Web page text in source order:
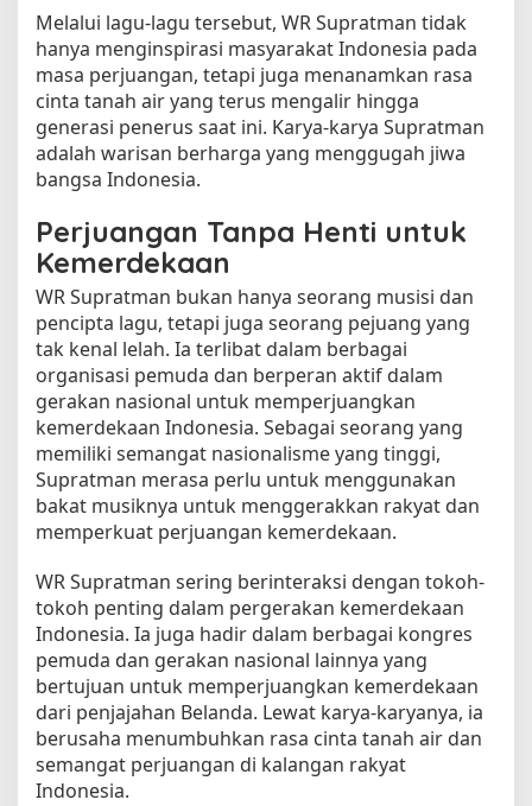
Melalui lagu-lagu tersebut, WR Supratman tidak
hanya menginspirasi masyarakat Indonesia pada
masa perjuangan, tetapi juga menanamkan rasa
cinta tanah air yang terus mengalir hingga
generasi penerus saat ini. Karya-karya Supratman
adalah warisan berharga yang menggugah jiwa
bangsa Indonesia.
Perjuangan Tanpa Henti untuk
Kemerdekaan
WR Supratman bukan hanya seorang musisi dan
pencipta lagu, tetapi juga seorang pejuang yang
tak kenal lelah. Ia terlibat dalam berbagai
organisasi pemuda dan berperan aktif dalam
gerakan nasional untuk memperjuangkan
kemerdekaan Indonesia. Sebagai seorang yang
memiliki semangat nasionalisme yang tinggi,
Supratman merasa perlu untuk menggunakan
bakat musiknya untuk menggerakkan rakyat dan
memperkuat perjuangan kemerdekaan.
WR Supratman sering berinteraksi dengan tokoh-
tokoh penting dalam pergerakan kemerdekaan
Indonesia. Ia juga hadir dalam berbagai kongres
pemuda dan gerakan nasional lainnya yang
bertujuan untuk memperjuangkan kemerdekaan
dari penjajahan Belanda. Lewat karya-karyanya, ia
berusaha menumbuhkan rasa cinta tanah air dan
semangat perjuangan di kalangan rakyat
Indonesia.